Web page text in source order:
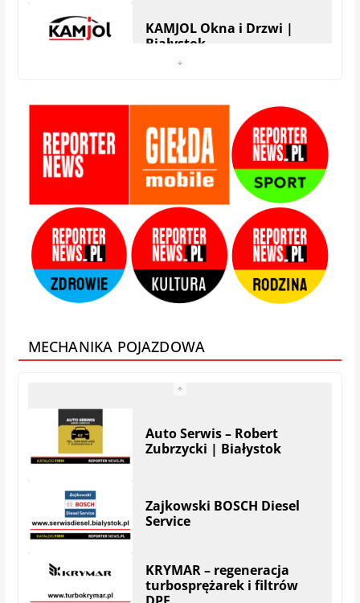
HERA Drzwi&Okna |
Białystok
StolMarik – okna i drzwi |
Zamis Producent |
Białystok – Zaścianki
Adams – Okna Drzwi
Bramy Rolety | Białystok
MECHANIKA POJAZDOWA
KRYMAR – regeneracja
turbosprężarek i filtrów
DPF
UNIMOT plus
BIALMOT – Serwis
Wielomarkowy